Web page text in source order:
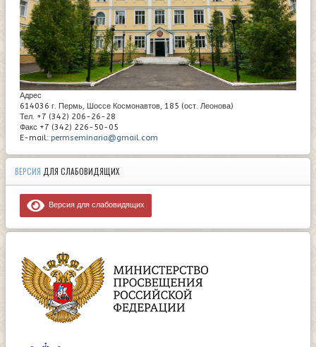
Адрес
614036 г. Пермь, Шоссе Космонавтов, 185 (ост. Леонова)
Тел. +7 (342) 206-26-28
Факс +7 (342) 226-50-05
E-mail: permseminaria@gmail.com
ВЕРСИЯ ДЛЯ СЛАБОВИДЯЩИХ
Версия для слабовидящих